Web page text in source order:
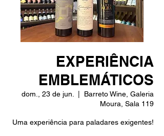
EXPERIÊNCIA
EMBLEMÁTICOS
dom., 23 de jun.
Barreto Wine, Galeria
Moura, Sala 119
Uma experiência para paladares exigentes!